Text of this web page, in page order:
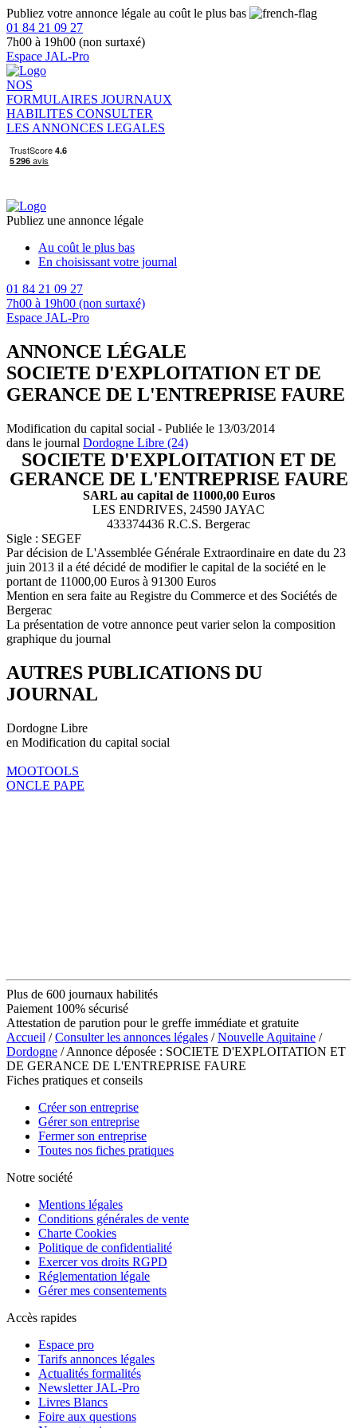
Publiez votre annonce légale au coût le plus bas
01 84 21 09 27
7h00 à 19h00 (non surtaxé)
Espace JAL-Pro
NOS
FORMULAIRES JOURNAUX
HABILITES CONSULTER
LES ANNONCES LEGALES
Publiez une annonce légale
Au coût le plus bas
En choisissant votre journal
01 84 21 09 27
7h00 à 19h00 (non surtaxé)
Espace JAL-Pro
ANNONCE LÉGALE
SOCIETE D'EXPLOITATION ET DE
GERANCE DE L'ENTREPRISE FAURE
Modification du capital social - Publiée le 13/03/2014
dans le journal Dordogne Libre (24)
SOCIETE D'EXPLOITATION ET DE
GERANCE DE L'ENTREPRISE FAURE
SARL au capital de 11000,00 Euros
LES ENDRIVES, 24590 JAYAC
433374436 R.C.S. Bergerac
Sigle : SEGEF
Par décision de L'Assemblée Générale Extraordinaire en date du 23
juin 2013 il a été décidé de modifier le capital de la société en le
portant de 11000,00 Euros à 91300 Euros
Mention en sera faite au Registre du Commerce et des Sociétés de
Bergerac
La présentation de votre annonce peut varier selon la composition
graphique du journal
AUTRES PUBLICATIONS DU
JOURNAL
Dordogne Libre
en Modification du capital social
MOOTOOLS
ONCLE PAPE
Plus de 600 journaux habilités
Paiement 100% sécurisé
Attestation de parution pour le greffe immédiate et gratuite
Accueil /Consulter les annonces légales /Nouvelle Aquitaine /
Dordogne / Annonce déposée : SOCIETE D'EXPLOITATION ET
DE GERANCE DE L'ENTREPRISE FAURE
Fiches pratiques et conseils
Créer son entreprise
Gérer son entreprise
Fermer son entreprise
Toutes nos fiches pratiques
Notre société
Mentions légales
Conditions générales de vente
Charte Cookies
Politique de confidentialité
Exercer vos droits RGPD
Réglementation légale
Gérer mes consentements
Accès rapides
Espace pro
Tarifs annonces légales
Actualités formalités
Newsletter JAL-Pro
Livres Blancs
Foire aux questions